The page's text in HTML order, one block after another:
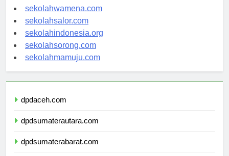
sekolahnabire.com
sekolahwamena.com
sekolahsalor.com
sekolahindonesia.org
sekolahsorong.com